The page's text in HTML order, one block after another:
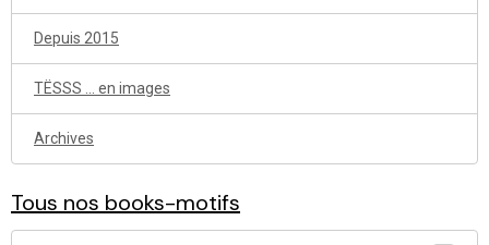
Depuis 2015
TËSSS ... en images
Archives
Tous nos books-motifs